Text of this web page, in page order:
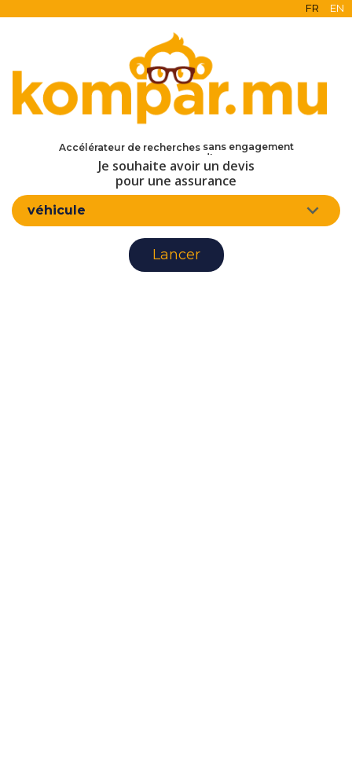
FR EN
Accélérateur de recherches
en ligne
d'assurance
Je souhaite avoir un devis
pour une assurance
véhicule
Lancer